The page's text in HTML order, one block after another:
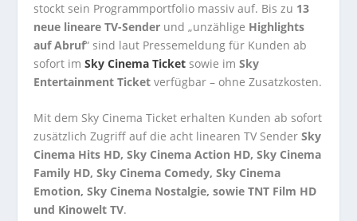
stockt sein Programmportfolio massiv auf. Bis zu 13
neue lineare TV-Sender und „unzählige Highlights
auf Abruf“ sind laut Pressemeldung für Kunden ab
sofort imSky Cinema Ticket sowie imSky
Entertainment Ticket verfügbar – ohne Zusatzkosten.
Mit dem Sky Cinema Ticket erhalten Kunden ab sofort
zusätzlich Zugriff auf die acht linearen TV SenderSky
Cinema Hits HD, Sky Cinema Action HD, Sky Cinema
Family HD, Sky Cinema Comedy, Sky Cinema
Emotion, Sky Cinema Nostalgie, sowie TNT Film HD
und Kinowelt TV.